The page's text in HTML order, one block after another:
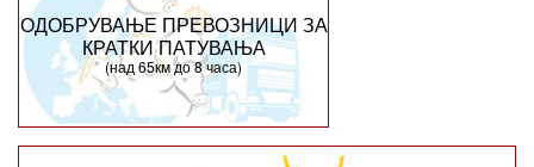
ОДОБРУВАЊЕ ПРЕВОЗНИЦИ ЗА
КРАТКИ ПАТУВАЊА
(над 65км до 8 часа)